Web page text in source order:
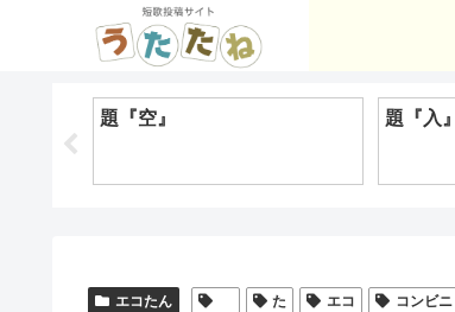
題『空』 題『入』
エコたん た エコ コンビニ